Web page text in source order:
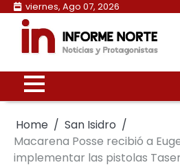
Skip
content
viernes, Ago 07, 2026
Home
San Isidro
Macarena Posse recibió a
implementar las pistolas Taser